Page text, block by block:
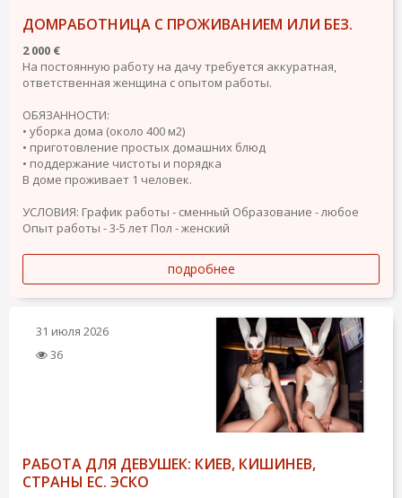
ДОМРАБОТНИЦА С ПРОЖИВАНИЕМ ИЛИ БЕЗ.
2 000 €
На постоянную работу на дачу требуется аккуратная,
ответственная женщина с опытом работы.
ОБЯЗАННОСТИ:
• уборка дома (около 400 м2)
• приготовление простых домашних блюд
• поддержание чистоты и порядка
В доме проживает 1 человек.
УСЛОВИЯ: График работы - сменный Образование - любое
Опыт работы - 3-5 лет Пол - женский
подробнее
31 июля 2026
36
РАБОТА ДЛЯ ДЕВУШЕК: КИЕВ, КИШИНЕВ,
СТРАНЫ ЕС. ЭСКО